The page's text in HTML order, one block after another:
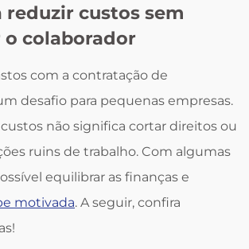
reduzir custos sem
colaborador
com a contratação de
desafio para pequenas empresas.
não significa cortar direitos ou
ruins de trabalho. Com algumas
equilibrar as finanças e
motivada. A seguir, confira